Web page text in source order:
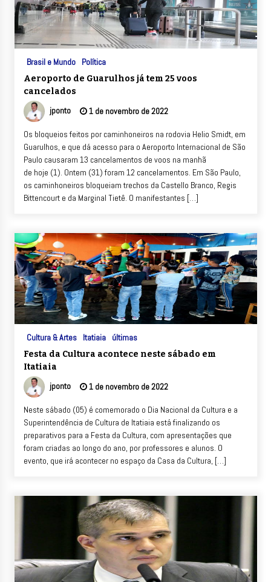
Brasil e Mundo Política
Aeroporto de Guarulhos já tem 25 voos
cancelados
jponto 1 de novembro de 2022
Os bloqueios feitos por caminhoneiros na rodovia Helio Smidt, em
Guarulhos, e que dá acesso para o Aeroporto Internacional de São
Paulo causaram 13 cancelamentos de voos na manhã
de hoje (1). Ontem (31) foram 12 cancelamentos. Em São Paulo,
os caminhoneiros bloqueiam trechos da Castello Branco, Regis
Bittencourt e da Marginal Tietê. O manifestantes […]
Cultura & Artes Itatiaia últimas
Festa da Cultura acontece neste sábado em
Itatiaia
jponto 1 de novembro de 2022
Neste sábado (05) é comemorado o Dia Nacional da Cultura e a
Superintendência de Cultura de Itatiaia está finalizando os
preparativos para a Festa da Cultura, com apresentações que
foram criadas ao longo do ano, por professores e alunos. O
evento, que irá acontecer no espaço da Casa da Cultura, […]